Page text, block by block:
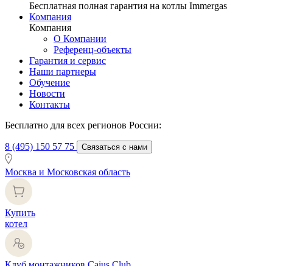
Бесплатная полная гарантия на котлы Immergas
Компания
Компания
О Компании
Референц-объекты
Гарантия и сервис
Наши партнеры
Обучение
Новости
Контакты
Бесплатно для всех регионов России:
8 (495) 150 57 75 Связаться с нами
Москва и Московская область
Купить
котел